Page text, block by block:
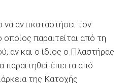
αντικαταστήσει τον
παραιτείται από τη
αν και ο ίδιος ο Πλαστήρας
παραιτηθεί έπειτα από
της Κατοχής